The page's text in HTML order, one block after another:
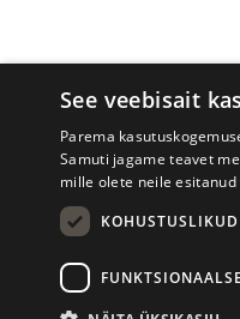
See veebisait
Parema
Samuti jagame teavet
mille olete neile